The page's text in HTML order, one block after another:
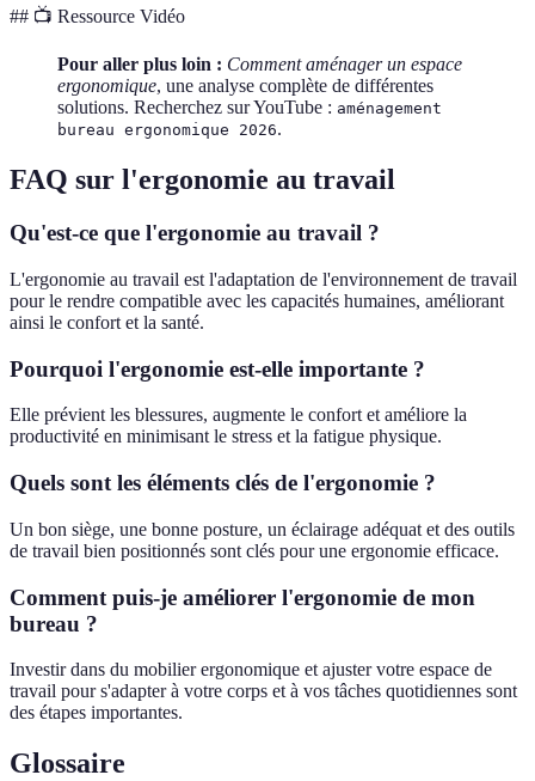
## 📺 Ressource Vidéo
Pour aller plus loin : Comment aménager un espace
ergonomique, une analyse complète de différentes
solutions. Recherchez sur YouTube : aménagement
bureau ergonomique 2026.
FAQ sur l'ergonomie au travail
Qu'est-ce que l'ergonomie au travail ?
L'ergonomie au travail est l'adaptation de l'environnement de travail
pour le rendre compatible avec les capacités humaines, améliorant
ainsi le confort et la santé.
Pourquoi l'ergonomie est-elle importante ?
Elle prévient les blessures, augmente le confort et améliore la
productivité en minimisant le stress et la fatigue physique.
Quels sont les éléments clés de l'ergonomie ?
Un bon siège, une bonne posture, un éclairage adéquat et des outils
de travail bien positionnés sont clés pour une ergonomie efficace.
Comment puis-je améliorer l'ergonomie de mon
bureau ?
Investir dans du mobilier ergonomique et ajuster votre espace de
travail pour s'adapter à votre corps et à vos tâches quotidiennes sont
des étapes importantes.
Glossaire